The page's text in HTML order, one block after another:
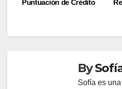
Pros y contras
más bajos y una gestión
resultar en un costo total